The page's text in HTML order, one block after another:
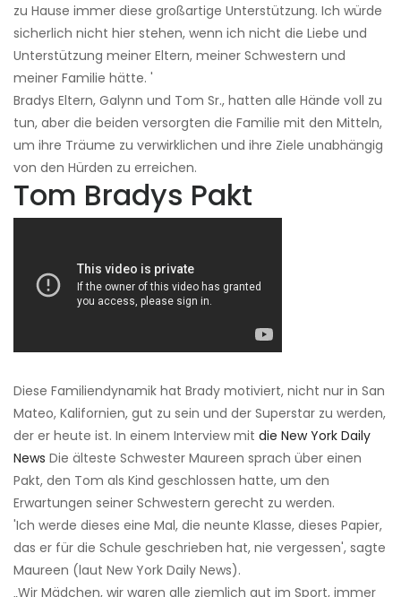
zu Hause immer diese großartige Unterstützung. Ich würde
sicherlich nicht hier stehen, wenn ich nicht die Liebe und
Unterstützung meiner Eltern, meiner Schwestern und
meiner Familie hätte. '
Bradys Eltern, Galynn und Tom Sr., hatten alle Hände voll zu
tun, aber die beiden versorgten die Familie mit den Mitteln,
um ihre Träume zu verwirklichen und ihre Ziele unabhängig
von den Hürden zu erreichen.
Tom Bradys Pakt
Diese Familiendynamik hat Brady motiviert, nicht nur in San
Mateo, Kalifornien, gut zu sein und der Superstar zu werden,
der er heute ist. In einem Interview mit die New York Daily
News Die älteste Schwester Maureen sprach über einen
Pakt, den Tom als Kind geschlossen hatte, um den
Erwartungen seiner Schwestern gerecht zu werden.
'Ich werde dieses eine Mal, die neunte Klasse, dieses Papier,
das er für die Schule geschrieben hat, nie vergessen', sagte
Maureen (laut New York Daily News).
„Wir Mädchen, wir waren alle ziemlich gut im Sport, immer